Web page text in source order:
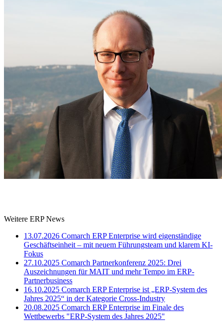
Weitere ERP News
13.07.2026 Comarch ERP Enterprise wird eigenständige
Geschäftseinheit – mit neuem Führungsteam und klarem KI-
Fokus
27.10.2025 Comarch Partnerkonferenz 2025: Drei
Auszeichnungen für MAIT und mehr Tempo im ERP-
Partnerbusiness
16.10.2025 Comarch ERP Enterprise ist „ERP-System des
Jahres 2025“ in der Kategorie Cross-Industry
20.08.2025 Comarch ERP Enterprise im Finale des
Wettbewerbs "ERP-System des Jahres 2025"